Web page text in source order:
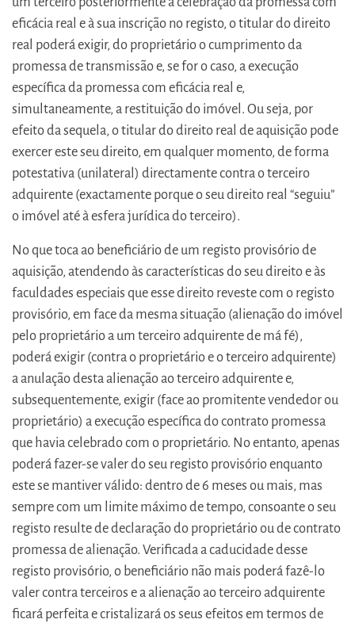
eficácia real e à sua inscrição no registo, o titular do direito
real poderá exigir, do proprietário o cumprimento da
promessa de transmissão e, se for o caso, a execução
específica da promessa com eficácia real e,
simultaneamente, a restituição do imóvel. Ou seja, por
efeito da sequela, o titular do direito real de aquisição pode
exercer este seu direito, em qualquer momento, de forma
potestativa (unilateral) directamente contra o terceiro
adquirente (exactamente porque o seu direito real “seguiu”
o imóvel até à esfera jurídica do terceiro).
No que toca ao beneficiário de um registo provisório de
aquisição, atendendo às características do seu direito e às
faculdades especiais que esse direito reveste com o registo
provisório, em face da mesma situação (alienação do imóvel
pelo proprietário a um terceiro adquirente de má fé),
poderá exigir (contra o proprietário e o terceiro adquirente)
a anulação desta alienação ao terceiro adquirente e,
subsequentemente, exigir (face ao promitente vendedor ou
proprietário) a execução específica do contrato promessa
que havia celebrado com o proprietário. No entanto, apenas
poderá fazer-se valer do seu registo provisório enquanto
este se mantiver válido: dentro de 6 meses ou mais, mas
sempre com um limite máximo de tempo, consoante o seu
registo resulte de declaração do proprietário ou de contrato
promessa de alienação. Verificada a caducidade desse
registo provisório, o beneficiário não mais poderá fazê-lo
valer contra terceiros e a alienação ao terceiro adquirente
ficará perfeita e cristalizará os seus efeitos em termos de